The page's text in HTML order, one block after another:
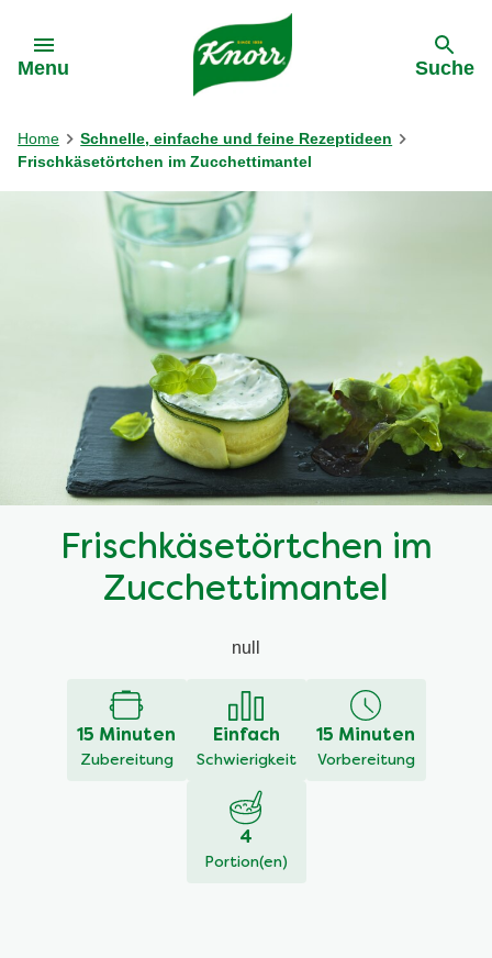
Menu Suche
Home
Schnelle, einfache und feine Rezeptideen
Frischkäsetörtchen im Zucchettimantel
Frischkäsetörtchen im
Zucchettimantel
null
15 Minuten
Zubereitung
Einfach
Schwierigkeit
15 Minuten
Vorbereitung
4
Portion(en)